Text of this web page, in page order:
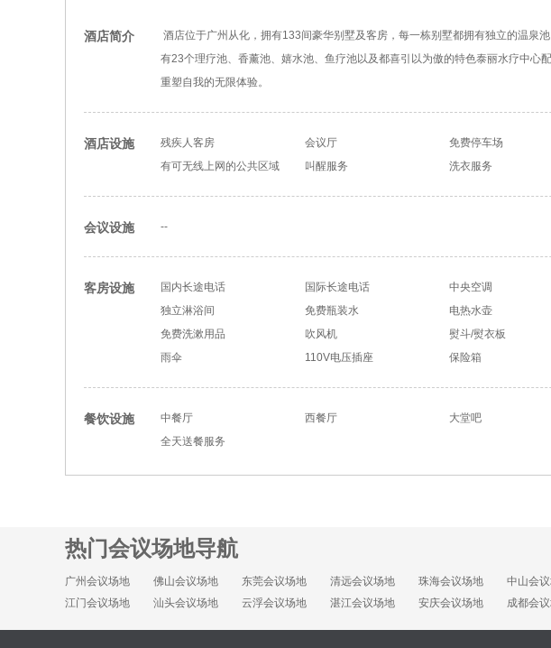
酒店简介
酒店位于广州从化，拥有133间豪华别墅及客房，每一栋别墅都拥有独立的温泉
有23个理疗池、香薰池、嬉水池、鱼疗池以及都喜引以为傲的特色泰丽水疗中心
重塑自我的无限体验。
酒店设施 残疾人客房 会议厅 免费停车场
有可无线上网的公共区域
叫醒服务 洗衣服务
会议设施 --
客房设施 国内长途电话 国际长途电话 中央空调
独立淋浴间
免费瓶装水 电热水壶
免费洗漱用品
吹风机 熨斗/熨衣板
雨伞
110V电压插座 保险箱
餐饮设施 中餐厅 西餐厅 大堂吧
全天送餐服务
热门会议场地导航
广州会议场地 佛山会议场地 东莞会议场地 清远会议场地 珠海会议场地 中山会
江门会议场地
汕头会议场地 云浮会议场地 湛江会议场地 安庆会议场地 成都会